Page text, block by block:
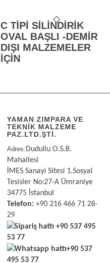
C TİPİ SİLİNDİRİK
OVAL BAŞLI -DEMİR
DIŞI MALZEMELER
İÇİN
YAMAN ZIMPARA VE
TEKNİK MALZEME
PAZ.LTD.ŞTİ.
Adres: Dudullu O.S.B.
Mahallesi
İMES Sanayi Sitesi 1.Sosyal
Tesisler No:27-A Ümraniye
34775 İstanbul
Telefon: +90 216 466 71 28-
29
Sipariş hattı+90 537 495
53 77
Whatsapp hattı+90 537
495 53 77